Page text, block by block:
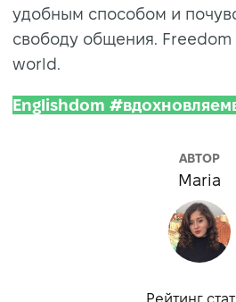
удобным способом и
свободу общения.
world.
Englishdom
АВТОР
Maria